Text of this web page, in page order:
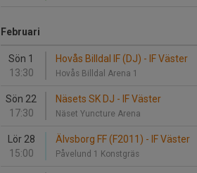
Februari
Sön 1
13:30
Hovås Billdal IF (DJ) - IF Väster
Hovås Billdal Arena 1
Sön 22
17:30
Näsets SK DJ - IF Väster
Näset Yuncture Arena
Lör 28
15:00
Älvsborg FF (F2011) - IF Väster
Påvelund 1 Konstgräs